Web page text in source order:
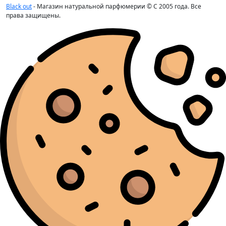
Lacoste(10)
Lanvin(3)
(51)
(15)
Loewe(1)
Louis Vuitton
(18)
Maison Crivelli
Maison Francis Kurkdjian
(12)
Maison Martin Margiela
Mancera
Marc Antoine Barrois (7)
Marc Jacobs
Mazzolari
Mercedes-Benz (1)
(1)
Montale
Montblanc
Morph
Black out- Магазин натуральной парфюмерии © С 2005 года. Все
права защищены.